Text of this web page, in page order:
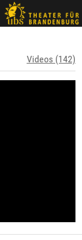
Videos (142)